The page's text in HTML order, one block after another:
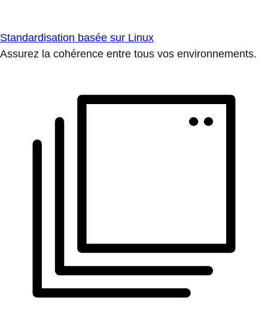
Standardisation basée sur Linux
Assurez la cohérence entre tous vos environnements.